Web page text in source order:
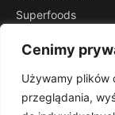
Cenimy
Używamy plików
przeglądania,
Superfoods
Wiedza ekspertów
INFORMACJE
Kontakt